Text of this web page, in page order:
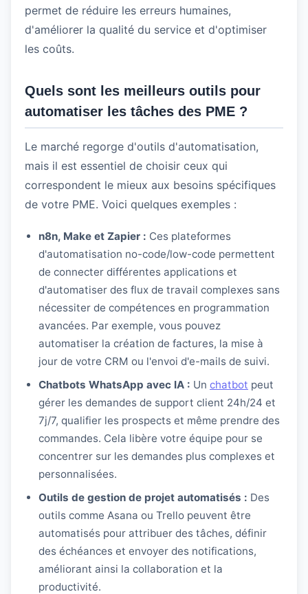
permet de réduire les erreurs humaines,
d'améliorer la qualité du service et d'optimiser
les coûts.
Quels sont les meilleurs outils pour
automatiser les tâches des PME ?
Le marché regorge d'outils d'automatisation,
mais il est essentiel de choisir ceux qui
correspondent le mieux aux besoins spécifiques
de votre PME. Voici quelques exemples :
n8n, Make et Zapier : Ces plateformes
d'automatisation no-code/low-code permettent
de connecter différentes applications et
d'automatiser des flux de travail complexes sans
nécessiter de compétences en programmation
avancées. Par exemple, vous pouvez
automatiser la création de factures, la mise à
jour de votre CRM ou l'envoi d'e-mails de suivi.
Chatbots WhatsApp avec IA : Un chatbot peut
gérer les demandes de support client 24h/24 et
7j/7, qualifier les prospects et même prendre des
commandes. Cela libère votre équipe pour se
concentrer sur les demandes plus complexes et
personnalisées.
Outils de gestion de projet automatisés : Des
outils comme Asana ou Trello peuvent être
automatisés pour attribuer des tâches, définir
des échéances et envoyer des notifications,
améliorant ainsi la collaboration et la
productivité.